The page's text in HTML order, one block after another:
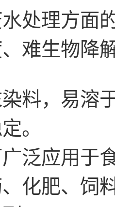
处理方面
难生物降
料，易溶
。
泛应用于
化肥、饲